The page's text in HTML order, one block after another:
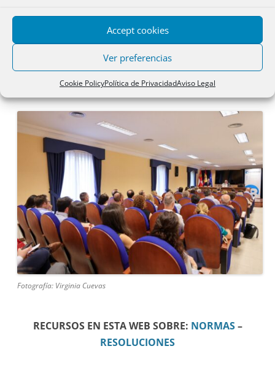
Accept cookies
Ver preferencias
Cookie PolicyPolítica de PrivacidadAviso Legal
Notarios, registradores, jueces, abogados y
procuradores, así como catedráticos y profesores
del Departamento de Derecho Civil de la Universidad
de Valladolid, junto con familiares y amigos del
autor, se dieron cita para la ocasión.
Fotografía: Virginia Cuevas
RECURSOS EN ESTA WEB SOBRE: NORMAS–
RESOLUCIONES